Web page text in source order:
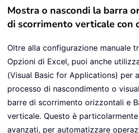
Mostra o nascondi la barra
di scorrimento verticale con
Oltre alla configurazione manuale
Opzioni di Excel, puoi anche
(Visual Basic for Applications) per
processo di nascondimento o
barre di scorrimento orizzontali e
verticale. Questo è
avanzati, per automatizzare